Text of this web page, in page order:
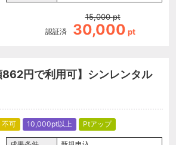
認証済
15,000 pt
30,000 pt
862円で利用可】シンレンタル
不可 10,000pt以上 Ptアップ